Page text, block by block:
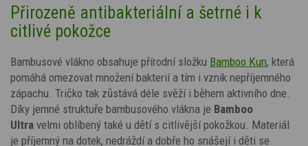
Přirozeně antibakteriální a šetrné i k
citlivé pokožce
Bambusové vlákno obsahuje přírodní složku Bamboo Kun, která
pomáhá omezovat množení bakterií a tím i vznik nepříjemného
zápachu. Tričko tak zůstává déle svěží i během aktivního dne.
Díky jemné struktuře bambusového vlákna je Bamboo
Ultra velmi oblíbený také u dětí s citlivější pokožkou. Materiál
je příjemný na dotek, nedráždí a dobře ho snášejí i děti se